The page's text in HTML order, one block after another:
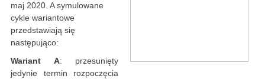
maj 2020. A symulowane
cykle wariantowe
przedstawiają się
następująco:
Wariant A: przesunięty
jedynie termin rozpoczęcia